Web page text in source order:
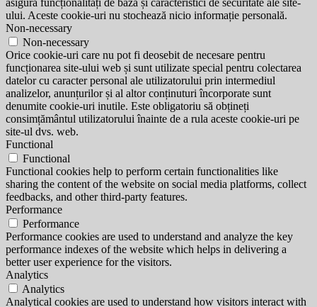
asigură funcționalități de bază și caracteristici de securitate ale site-
ului. Aceste cookie-uri nu stochează nicio informație personală.
Non-necessary
Non-necessary
Orice cookie-uri care nu pot fi deosebit de necesare pentru
funcționarea site-ului web și sunt utilizate special pentru colectarea
datelor cu caracter personal ale utilizatorului prin intermediul
analizelor, anunțurilor și al altor conținuturi încorporate sunt
denumite cookie-uri inutile. Este obligatoriu să obțineți
consimțământul utilizatorului înainte de a rula aceste cookie-uri pe
site-ul dvs. web.
Functional
Functional
Functional cookies help to perform certain functionalities like
sharing the content of the website on social media platforms, collect
feedbacks, and other third-party features.
Performance
Performance
Performance cookies are used to understand and analyze the key
performance indexes of the website which helps in delivering a
better user experience for the visitors.
Analytics
Analytics
Analytical cookies are used to understand how visitors interact with